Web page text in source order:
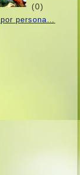
(0)
persona…